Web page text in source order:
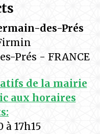
des-Prés
Prés - FRANCE
de la mairie
aux horaires
à 17h15